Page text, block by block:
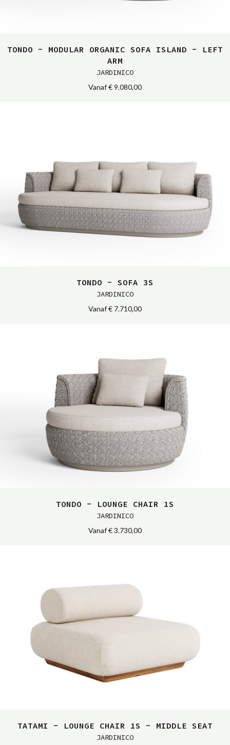
TONDO - MODULAR ORGANIC SOFA ISLAND - LEFT
ARM
JARDINICO
Vanaf€ 9.080,00
TONDO - SOFA 3S
JARDINICO
Vanaf€ 7.710,00
TONDO - LOUNGE CHAIR 1S
JARDINICO
Vanaf€ 3.730,00
TATAMI - LOUNGE CHAIR 1S - MIDDLE SEAT
JARDINICO